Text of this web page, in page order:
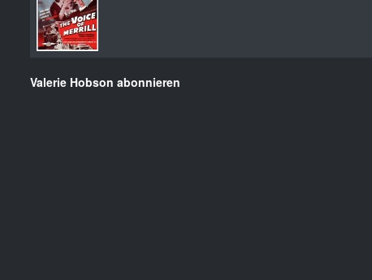
Valerie Hobson abonnieren